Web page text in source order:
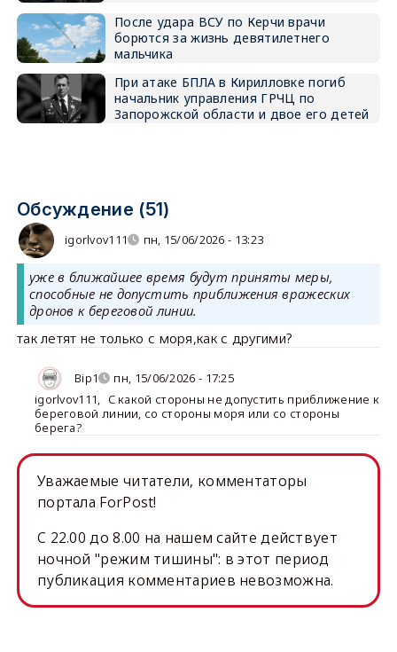
После удара ВСУ по Керчи врачи
борются за жизнь девятилетнего
мальчика
При атаке БПЛА в Кирилловке погиб
начальник управления ГРЧЦ по
Запорожской области и двое его детей
Обсуждение (51)
igorlvov111 пн, 15/06/2026 - 13:23
уже в ближайшее время будут приняты меры,
способные не допустить приближения вражеских
дронов к береговой линии.
так летят не только с моря,как с другими?
Bip1
пн, 15/06/2026 - 17:25
igorlvov111, С какой стороны не допустить приближение к
береговой линии, со стороны моря или со стороны
берега?
Уважаемые читатели, комментаторы
портала ForPost!
C 22.00 до 8.00 на нашем сайте действует
ночной "режим тишины": в этот период
публикация комментариев невозможна.